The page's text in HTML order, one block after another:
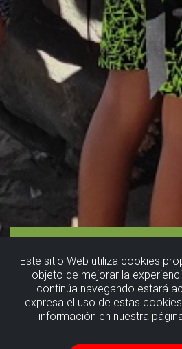
Este sitio Web utiliza cookies
objeto de mejorar la
continúa navegando estará
expresa el uso de estas
información en nuestra